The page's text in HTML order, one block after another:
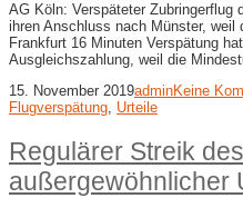
AG Köln: Verspäteter Zubringerflug
ihren Anschluss nach Münster, weil
Frankfurt 16 Minuten Verspätung
Ausgleichszahlung, weil die
15. November 2019adminKeine
Flugverspätung, Urteile
Regulärer Streik
außergewöhnlicher